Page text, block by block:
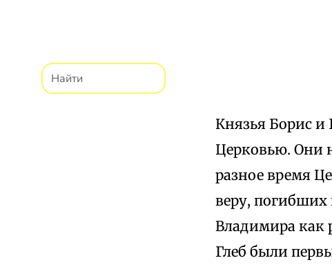
Князья Борис
Церковью. Они
разное время
веру,
Владимира как
Глеб были